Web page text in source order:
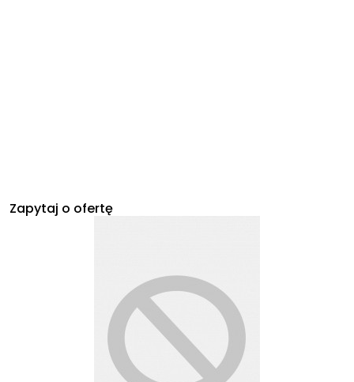
Zapytaj o ofertę